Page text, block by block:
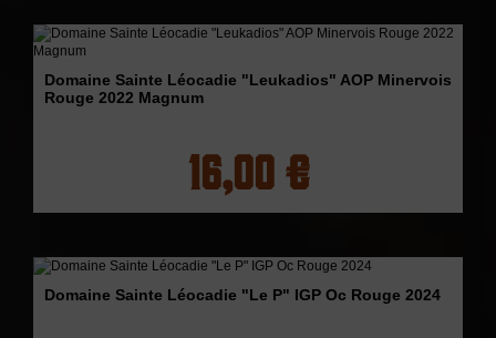
Domaine Sainte Léocadie "Leukadios" AOP Minervois
Rouge 2022 Magnum
16,00 €
Domaine Sainte Léocadie "Le P" IGP Oc Rouge 2024